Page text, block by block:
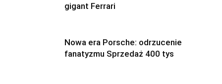
gigant Ferrari
Nowa era Porsche: odrzucenie
fanatyzmu Sprzedaż 400 tys